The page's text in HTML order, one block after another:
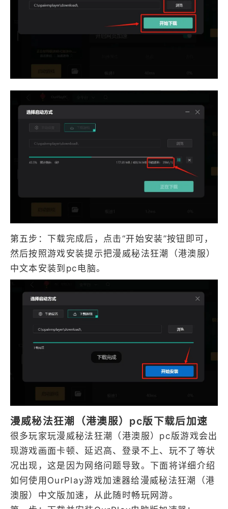
第五步：下载完成后，点击“开始安装”按钮即可，
然后按照游戏安装提示把漫威秘法狂潮（港澳服）
中文本安装到pc电脑。
漫威秘法狂潮（港澳服）pc版下载后加速
很多玩家玩漫威秘法狂潮（港澳服）pc版游戏会出
现游戏画面卡顿、延迟高、登录不上、玩不了等状
况出现，这是因为网络问题导致。下面将详细介绍
如何使用OurPlay游戏加速器给漫威秘法狂潮（港
澳服）中文版加速，从此随时畅玩网游。